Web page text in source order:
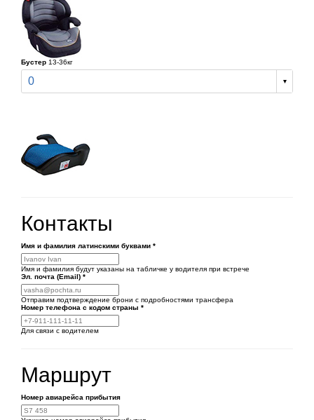
Бустер 13-36кг
0
Контакты
Имя и фамилия латинскими буквами *
Имя и фамилия будут указаны на табличке у водителя при встрече
Эл. почта (Email) *
Отправим подтверждение брони с подробностями трансфера
Номер телефона с кодом страны *
Для связи с водителем
Маршрут
Номер авиарейса прибытия